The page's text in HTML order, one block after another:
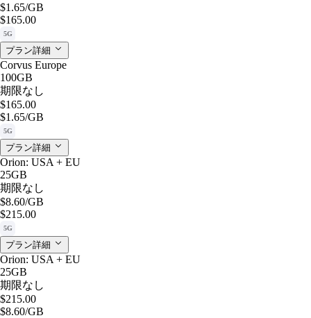
$1.65/GB
$165.00
5G
プラン詳細
Corvus Europe
100GB
期限なし
$165.00
$1.65/GB
5G
プラン詳細
Orion: USA + EU
25GB
期限なし
$8.60/GB
$215.00
5G
プラン詳細
Orion: USA + EU
25GB
期限なし
$215.00
$8.60/GB